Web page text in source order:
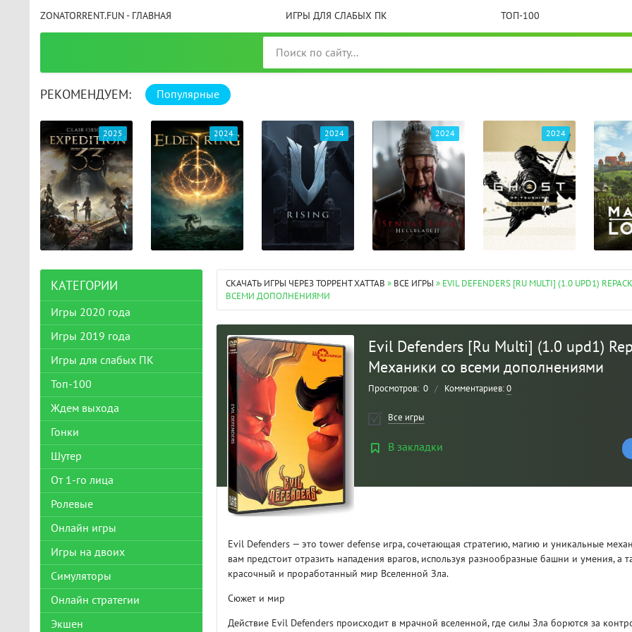
ZONATORRENT.FUN - ГЛАВНАЯ ИГРЫ ДЛЯ СЛАБЫХ ПК ТОП-100
РЕКОМЕНДУЕМ: Популярные
2024 2024 2024 2024 2024
СКАЧАТЬ ИГРЫ ЧЕРЕЗ ТОРРЕНТ XATTAB » ВСЕ ИГРЫ » EVIL DEFENDERS [RU MULTI] (1.0 UPD1)
ВСЕМИ ДОПОЛНЕНИЯМИ
Evil Defenders [Ru Multi] (1.0 upd1)
Механики со всеми дополнениями
Просмотров: 0 / Комментариев:0
Все игры
В закладки
Evil Defenders — это tower defense игра, сочетающая стратегию, магию и уникальные
вам предстоит отразить нападения врагов, используя разнообразные башни и умения, а
красочный и проработанный мир Вселенной Зла.
Сюжет и мир
Действие Evil Defenders происходит в мрачной вселенной, где силы Зла борются за
КАТЕГОРИИ
Игры 2020 года
Игры 2019 года
Игры для слабых ПК
Топ-100
Ждем выхода
Гонки
Шутер
От 1-го лица
Ролевые
Онлайн игры
Игры на двоих
Симуляторы
Онлайн стратегии
Экшен
CLAIR OBSCUR: EXPEDITION 33 НА
РУССКОМ НА ПК